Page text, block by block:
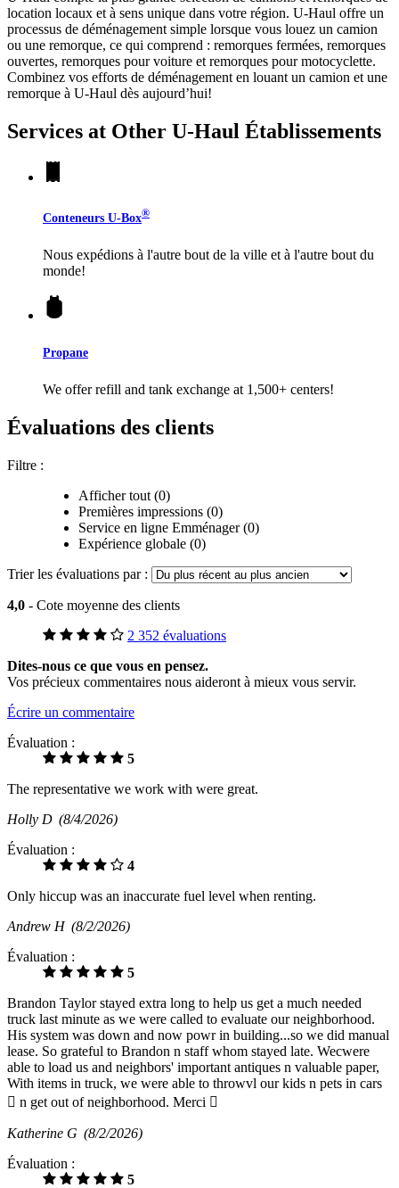
location locaux et à sens unique dans votre région. U-Haul offre un
processus de déménagement simple lorsque vous louez un camion
ou une remorque, ce qui comprend : remorques fermées, remorques
ouvertes, remorques pour voiture et remorques pour motocyclette.
Combinez vos efforts de déménagement en louant un camion et une
remorque à U-Haul dès aujourd’hui!
Services at Other U-Haul Établissements
Conteneurs U-Box®
Nous expédions à l'autre bout de la ville et à l'autre bout du
monde!
Propane
We offer refill and tank exchange at 1,500+ centers!
Évaluations des clients
Filtre :
Afficher tout (0)
Premières impressions (0)
Service en ligne Emménager (0)
Expérience globale (0)
Trier les évaluations par :
4,0 - Cote moyenne des clients
2 352 évaluations
Dites-nous ce que vous en pensez.
Vos précieux commentaires nous aideront à mieux vous servir.
Écrire un commentaire
Évaluation :
5
The representative we work with were great.
Holly D (8/4/2026)
Évaluation :
4
Only hiccup was an inaccurate fuel level when renting.
Andrew H (8/2/2026)
Évaluation :
5
Brandon Taylor stayed extra long to help us get a much needed
truck last minute as we were called to evaluate our neighborhood.
His system was down and now powr in building...so we did manual
lease. So grateful to Brandon n staff whom stayed late. Wecwere
able to load us and neighbors' important antiques n valuable paper,
With items in truck, we were able to throwvl our kids n pets in cars
 n get out of neighborhood. Merci 
Katherine G (8/2/2026)
Évaluation :
5